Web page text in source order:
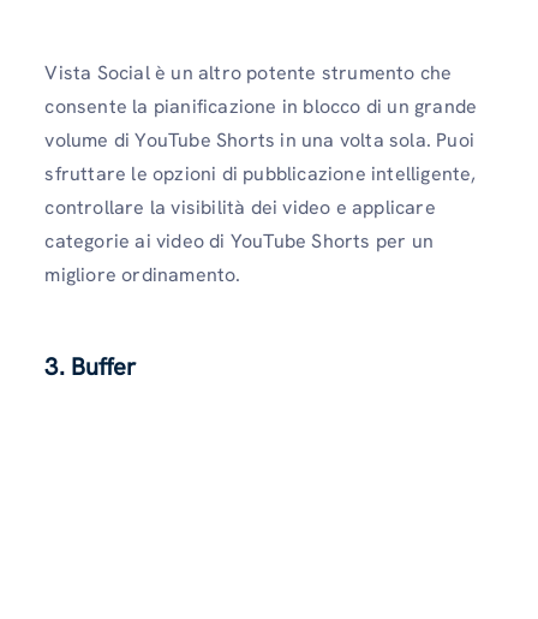
Vista Social è un altro potente strumento che
consente la pianificazione in blocco di un grande
volume di YouTube Shorts in una volta sola. Puoi
sfruttare le opzioni di pubblicazione intelligente,
controllare la visibilità dei video e applicare
categorie ai video di YouTube Shorts per un
migliore ordinamento.
3. Buffer